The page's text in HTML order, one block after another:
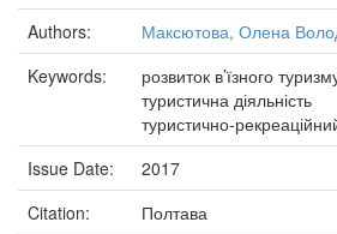
Authors:
Максютова, Олена
Keywords:
розвиток в’їзного
туристична діяльність
туристично-
Issue Date:
2017
Citation:
Полтава